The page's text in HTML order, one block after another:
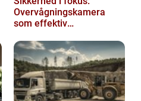
Overvågningskamera
som effektiv